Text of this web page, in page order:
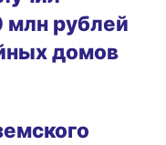
рублей
домов